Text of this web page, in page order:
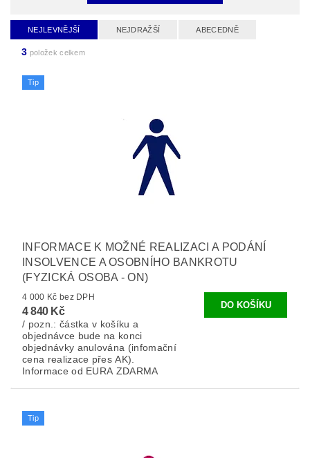
NEJLEVNĚJŠÍ NEJDRAŽŠÍ ABECEDNĚ
3 položek celkem
Tip
INFORMACE K MOŽNÉ REALIZACI A PODÁNÍ
INSOLVENCE A OSOBNÍHO BANKROTU
(FYZICKÁ OSOBA - ON)
4 000 Kč bez DPH
4 840 Kč
/ pozn.: částka v košíku a
objednávce bude na konci
objednávky anulována (infomační
cena realizace přes AK).
Informace od EURA ZDARMA
Tip